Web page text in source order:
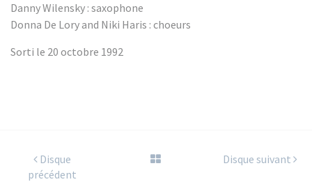
Danny Wilensky : saxophone
Donna De Lory and Niki Haris : choeurs
Sorti le 20 octobre 1992
Disque
précédent
Disque suivant